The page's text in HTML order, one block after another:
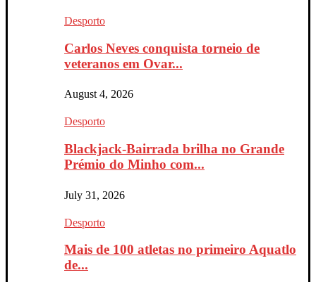
Desporto
Carlos Neves conquista torneio de
veteranos em Ovar...
August 4, 2026
Desporto
Blackjack-Bairrada brilha no Grande
Prémio do Minho com...
July 31, 2026
Desporto
Mais de 100 atletas no primeiro Aquatlo
de...